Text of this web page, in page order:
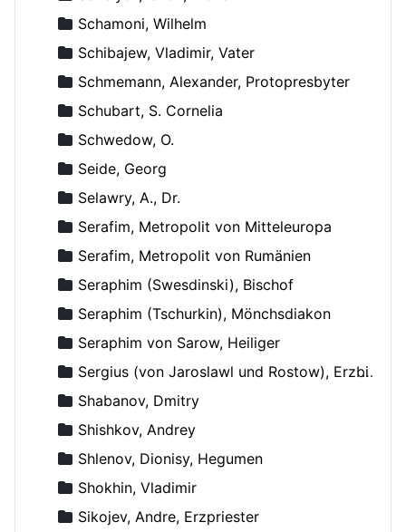
Schamoni, Wilhelm
Schibajew, Vladimir, Vater
Schmemann, Alexander, Protopresbyter
Schubart, S. Cornelia
Schwedow, O.
Seide, Georg
Selawry, A., Dr.
Serafim, Metropolit von Mitteleuropa
Serafim, Metropolit von Rumänien
Seraphim (Swesdinski), Bischof
Seraphim (Tschurkin), Mönchsdiakon
Seraphim von Sarow, Heiliger
Sergius (von Jaroslawl und Rostow), Erzbischof
Shabanov, Dmitry
Shishkov, Andrey
Shlenov, Dionisy, Hegumen
Shokhin, Vladimir
Sikojev, Andre, Erzpriester